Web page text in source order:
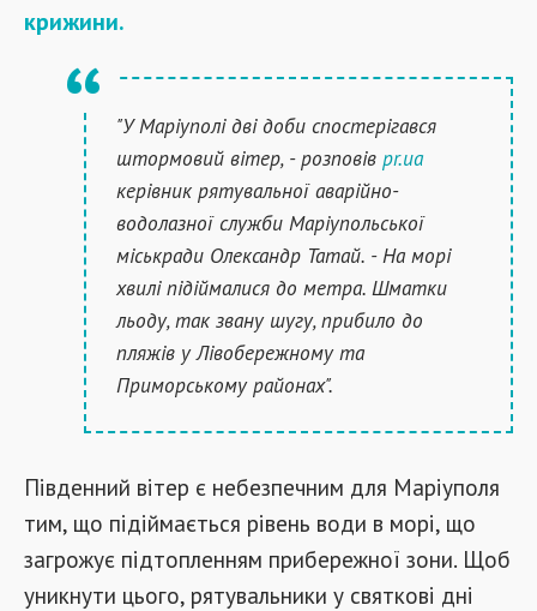
крижини.
"У Маріуполі дві доби спостерігався
штормовий вітер, - розповів pr.ua
керівник рятувальної аварійно-
водолазної служби Маріупольської
міськради Олександр Татай. - На морі
хвилі підіймалися до метра. Шматки
льоду, так звану шугу, прибило до
пляжів у Лівобережному та
Приморському районах".
Південний вітер є небезпечним для Маріуполя
тим, що підіймається рівень води в морі, що
загрожує підтопленням прибережної зони. Щоб
уникнути цього, рятувальники у святкові дні